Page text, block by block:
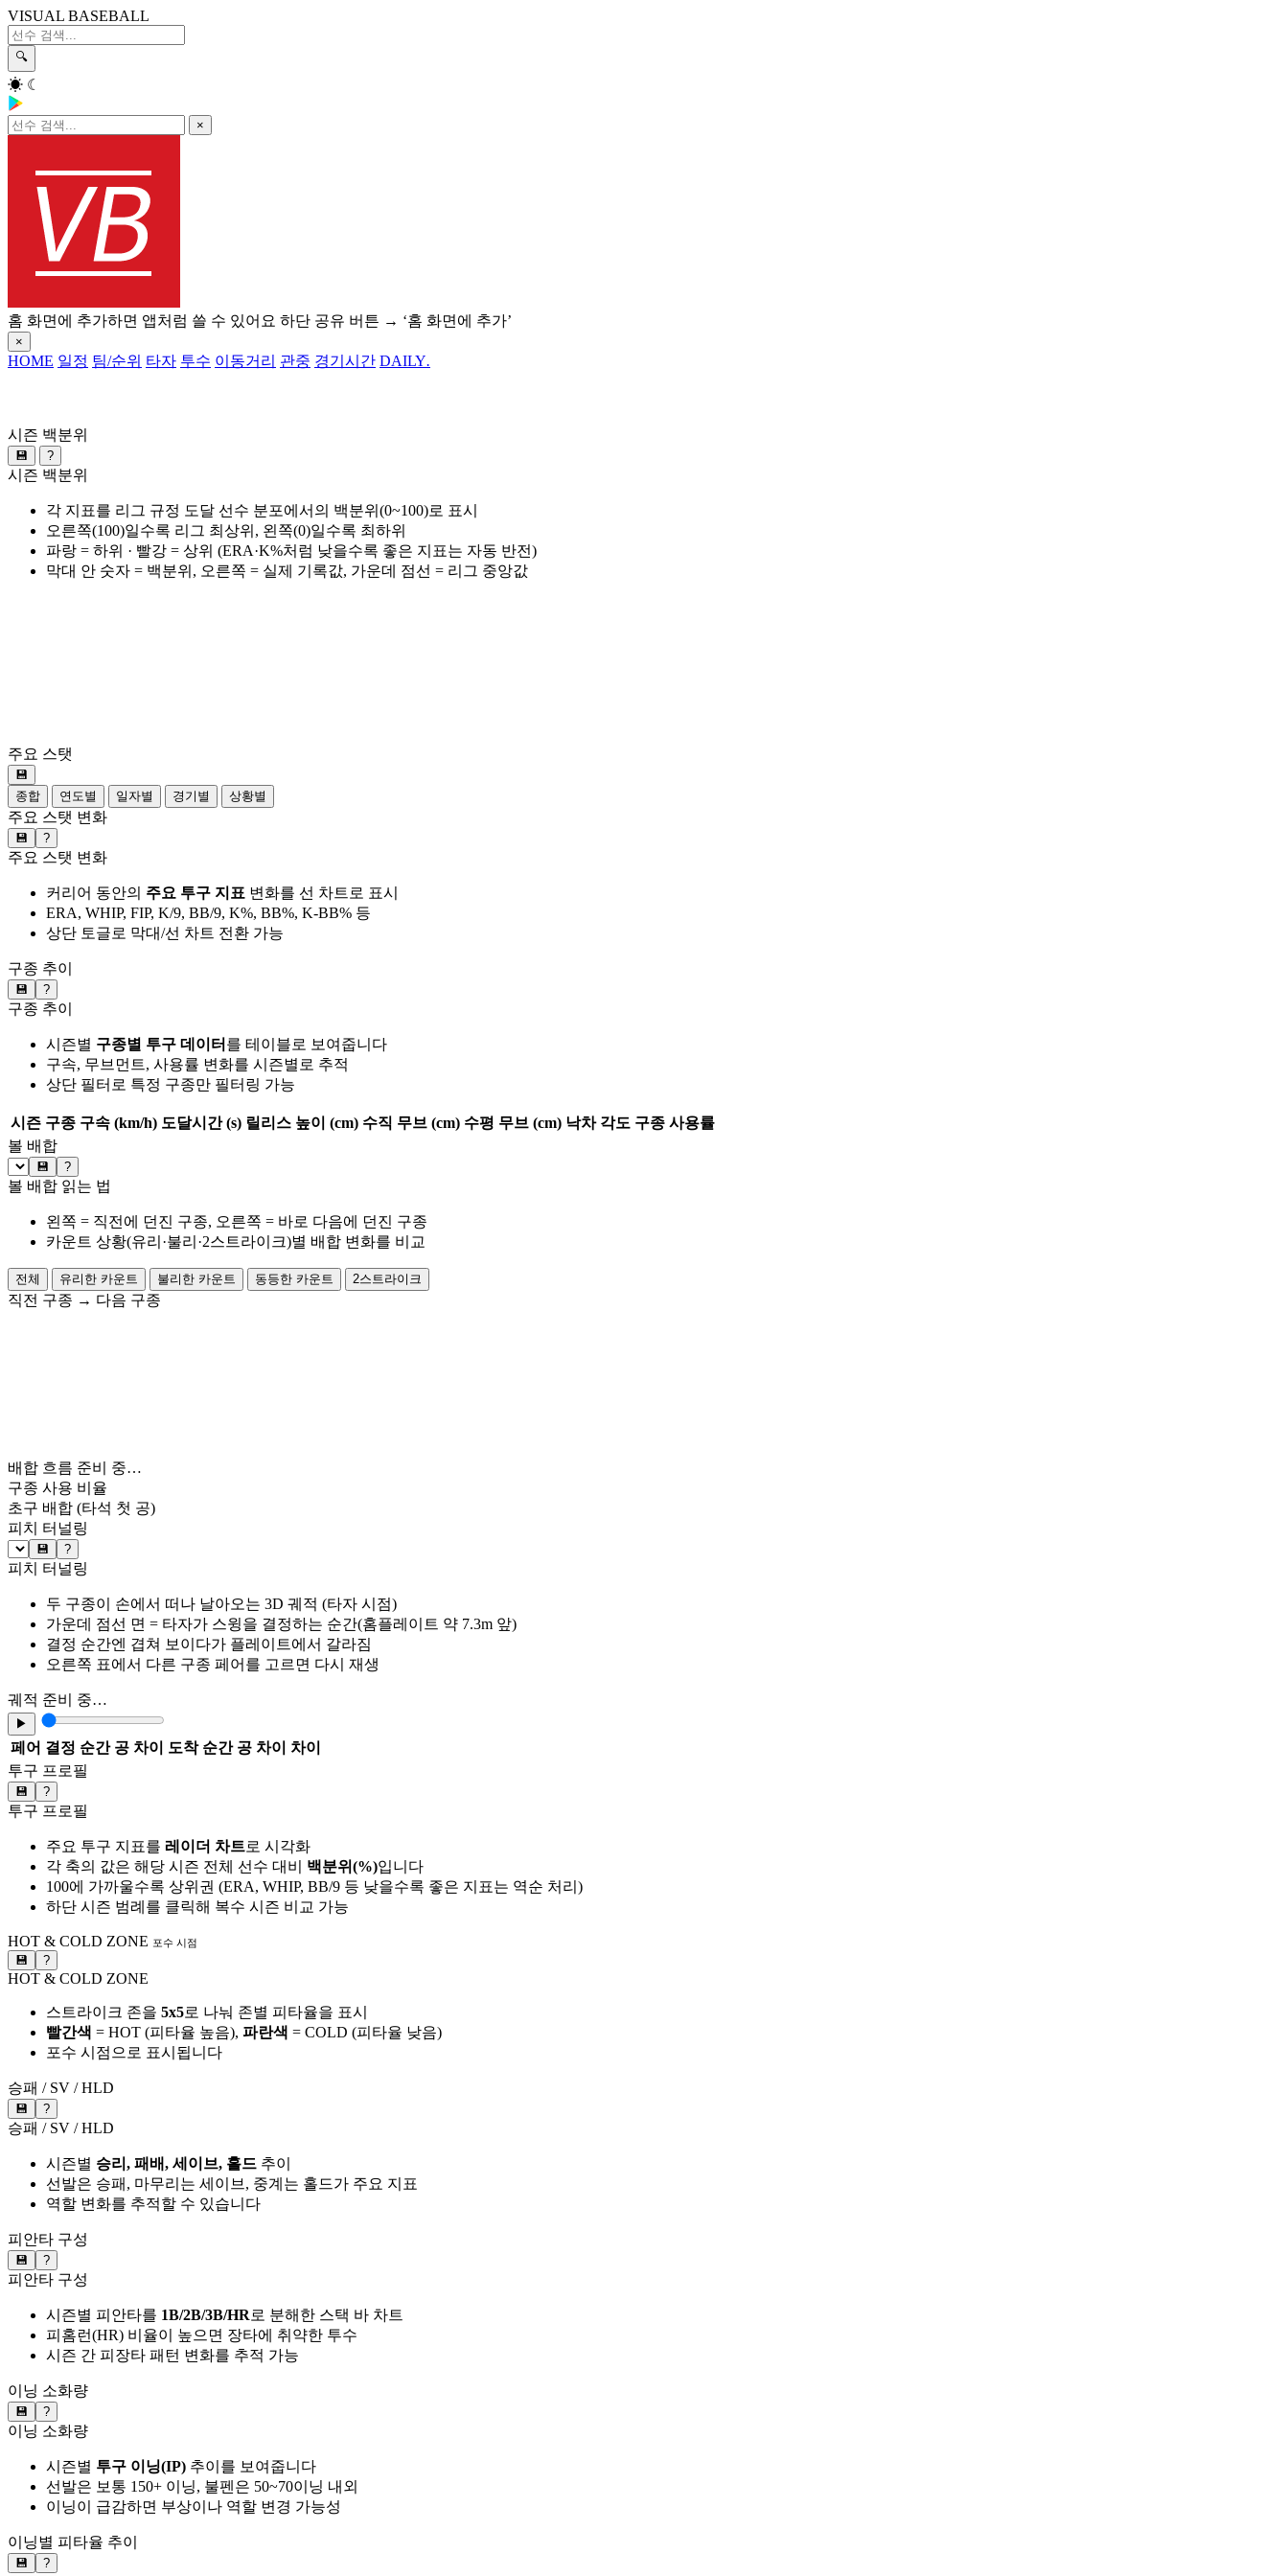
VISUAL BASEBALL
🔍
☀ ☾
×
홈 화면에 추가하면 앱처럼 쓸 수 있어요 하단 공유 버튼 → ‘홈 화면에 추가’
×
HOME 일정 팀/순위 타자 투수 이동거리 관중 경기시간 DAILY.
시즌 백분위
💾 ?
시즌 백분위
각 지표를 리그 규정 도달 선수 분포에서의 백분위(0~100)로 표시
오른쪽(100)일수록 리그 최상위, 왼쪽(0)일수록 최하위
파랑 = 하위 · 빨강 = 상위 (ERA·K%처럼 낮을수록 좋은 지표는 자동 반전)
막대 안 숫자 = 백분위, 오른쪽 = 실제 기록값, 가운데 점선 = 리그 중앙값
주요 스탯
💾
종합
연도별 일자별 경기별 상황별
주요 스탯 변화
💾 ?
주요 스탯 변화
커리어 동안의 주요 투구 지표 변화를 선 차트로 표시
ERA, WHIP, FIP, K/9, BB/9, K%, BB%, K-BB% 등
상단 토글로 막대/선 차트 전환 가능
구종 추이
💾 ?
구종 추이
시즌별 구종별 투구 데이터 를 테이블로 보여줍니다
구속, 무브먼트, 사용률 변화를 시즌별로 추적
상단 필터로 특정 구종만 필터링 가능
시즌 구종 구속 (km/h) 도달시간 (s) 릴리스 높이 (cm) 수직 무브 (cm) 수평 무브 (cm) 낙차 각도 구종 사용률
볼 배합
💾 ?
볼 배합 읽는 법
왼쪽 = 직전에 던진 구종, 오른쪽 = 바로 다음에 던진 구종
카운트 상황(유리·불리·2스트라이크)별 배합 변화를 비교
전체 유리한 카운트 불리한 카운트 동등한 카운트 2스트라이크
직전 구종 → 다음 구종
배합 흐름 준비 중…
구종 사용 비율
초구 배합 (타석 첫 공)
피치 터널링
💾 ?
피치 터널링
두 구종이 손에서 떠나 날아오는 3D 궤적 (타자 시점)
가운데 점선 면 = 타자가 스윙을 결정하는 순간(홈플레이트 약 7.3m 앞)
결정 순간엔 겹쳐 보이다가 플레이트에서 갈라짐
오른쪽 표에서 다른 구종 페어를 고르면 다시 재생
궤적 준비 중…
▶
페어 결정 순간 공 차이 도착 순간 공 차이
차이
투구 프로필
💾 ?
투구 프로필
주요 투구 지표를 레이더 차트로 시각화
각 축의 값은 해당 시즌 전체 선수 대비 백분위(%)입니다
100에 가까울수록 상위권 (ERA, WHIP, BB/9 등 낮을수록 좋은 지표는 역순 처리)
하단 시즌 범례를 클릭해 복수 시즌 비교 가능
HOT & COLD ZONE 포수 시점
💾 ?
HOT & COLD ZONE
스트라이크 존을 5x5로 나눠 존별 피타율을 표시
빨간색 = HOT (피타율 높음), 파란색 = COLD (피타율 낮음)
포수 시점으로 표시됩니다
승패 / SV / HLD
💾 ?
승패 / SV / HLD
시즌별 승리, 패배, 세이브, 홀드 추이
선발은 승패, 마무리는 세이브, 중계는 홀드가 주요 지표
역할 변화를 추적할 수 있습니다
피안타 구성
💾 ?
피안타 구성
시즌별 피안타를 1B/2B/3B/HR로 분해한 스택 바 차트
피홈런(HR) 비율이 높으면 장타에 취약한 투수
시즌 간 피장타 패턴 변화를 추적 가능
이닝 소화량
💾 ?
이닝 소화량
시즌별 투구 이닝(IP) 추이를 보여줍니다
선발은 보통 150+ 이닝, 불펜은 50~70이닝 내외
이닝이 급감하면 부상이나 역할 변경 가능성
이닝별 피타율 추이
💾 ?